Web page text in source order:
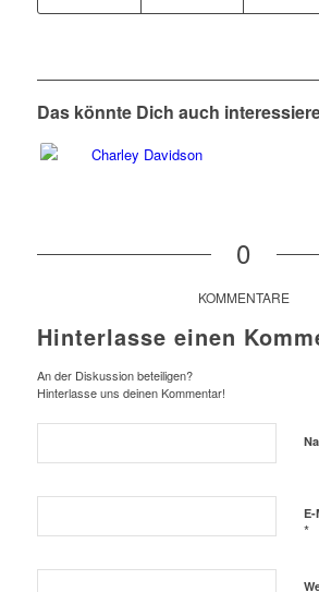
Das könnte Dich auch
0
KOMMENTARE
Hinterlasse einen
An der Diskussion beteiligen?
Hinterlasse uns deinen Kommentar!
E-
*